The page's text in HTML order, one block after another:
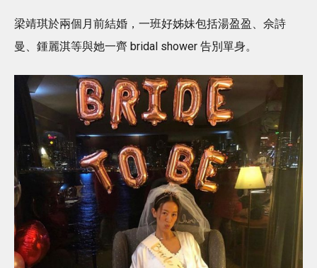
梁靖琪於兩個月前結婚，一班好姊妹包括湯盈盈、佘詩
曼、鍾麗淇等與她一齊 bridal shower 告別單身。